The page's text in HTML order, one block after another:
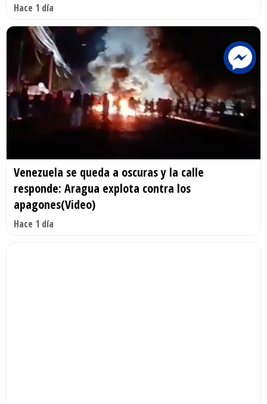
Hace 1 día
Venezuela se queda a oscuras y la calle
responde: Aragua explota contra los
apagones(Video)
Hace 1 día